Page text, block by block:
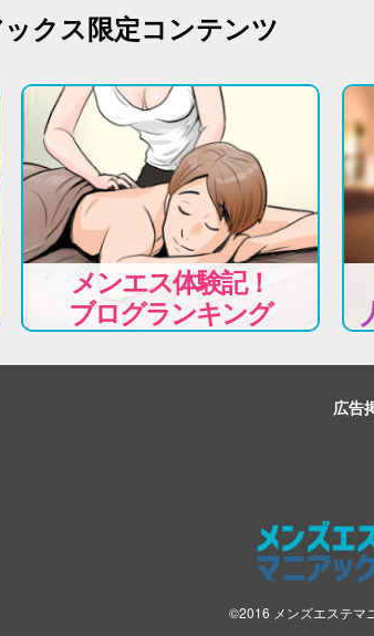
クス限定コンテンツ
メンエス体験記！
ブログランキング
広告
©2016 メンズエステマ